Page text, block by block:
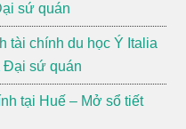
sứ quán
tài chính du học Ý Italia
Đại sứ quán
tại Huế – Mở sổ tiết